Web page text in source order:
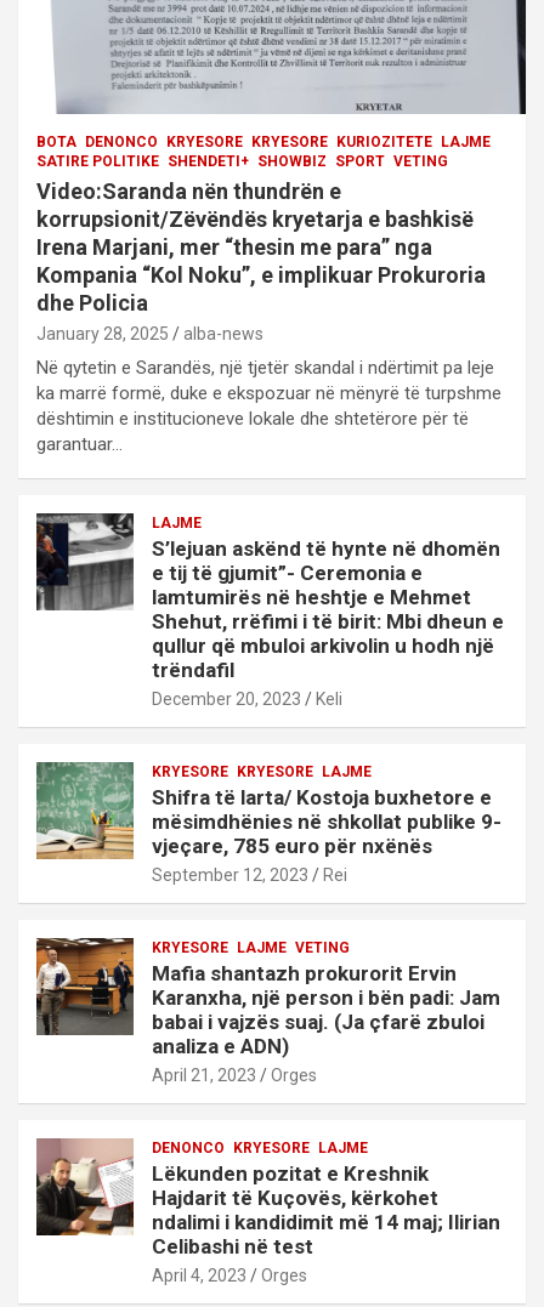
BOTA DENONCO KRYESORE KRYESORE KURIOZITETE
LAJME
SATIRE POLITIKE SHENDETI+ SHOWBIZ SPORT VETING
Video:Saranda nën thundrën e
korrupsionit/Zëvëndës kryetarja e bashkisë
Irena Marjani, mer “thesin me para” nga
Kompania “Kol Noku”, e implikuar Prokuroria
dhe Policia
January 28, 2025 alba-news
Në qytetin e Sarandës, një tjetër skandal i ndërtimit pa leje
ka marrë formë, duke e ekspozuar në mënyrë të turpshme
dështimin e institucioneve lokale dhe shtetërore për të
garantuar…
LAJME
S’lejuan askënd të hynte në dhomën
e tij të gjumit”- Ceremonia e
lamtumirës në heshtje e Mehmet
Shehut, rrëfimi i të birit: Mbi dheun e
qullur që mbuloi arkivolin u hodh një
trëndafil
December 20, 2023 Keli
KRYESORE KRYESORE LAJME
Shifra të larta/ Kostoja buxhetore e
mësimdhënies në shkollat publike 9-
vjeçare, 785 euro për nxënës
September 12, 2023 Rei
KRYESORE LAJME VETING
Mafia shantazh prokurorit Ervin
Karanxha, një person i bën padi: Jam
babai i vajzës suaj. (Ja çfarë zbuloi
analiza e ADN)
April 21, 2023 Orges
DENONCO KRYESORE LAJME
Lëkunden pozitat e Kreshnik
Hajdarit të Kuçovës, kërkohet
ndalimi i kandidimit më 14 maj; Ilirian
Celibashi në test
April 4, 2023 Orges